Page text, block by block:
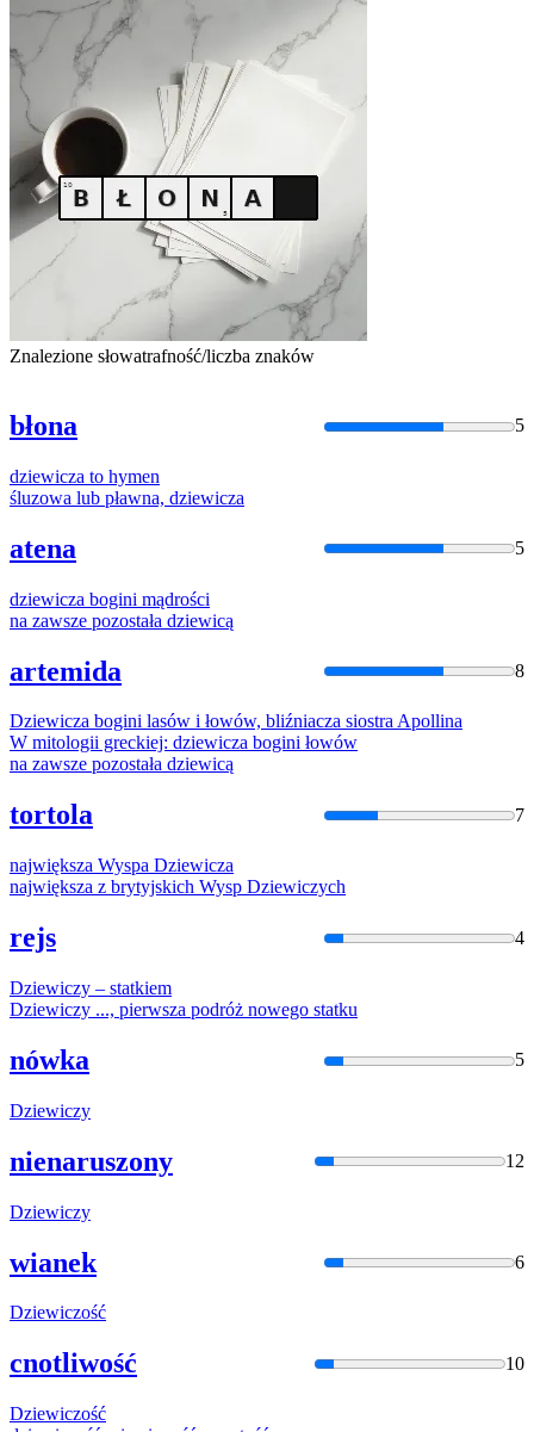
Znalezione słowatrafność/liczba znaków
błona 5
dziewicza to hymen
śluzowa lub pławna, dziewicza
atena 5
dziewicza bogini mądrości
na zawsze pozostała dziewicą
artemida 8
Dziewicza bogini lasów i łowów, bliźniacza siostra Apollina
W mitologii greckiej: dziewicza bogini łowów
na zawsze pozostała dziewicą
tortola 7
największa Wyspa Dziewicza
największa z brytyjskich Wysp Dziewiczych
rejs 4
Dziewiczy – statkiem
Dziewiczy ..., pierwsza podróż nowego statku
nówka 5
Dziewiczy
nienaruszony 12
Dziewiczy
wianek 6
Dziewiczość
cnotliwość 10
Dziewiczość